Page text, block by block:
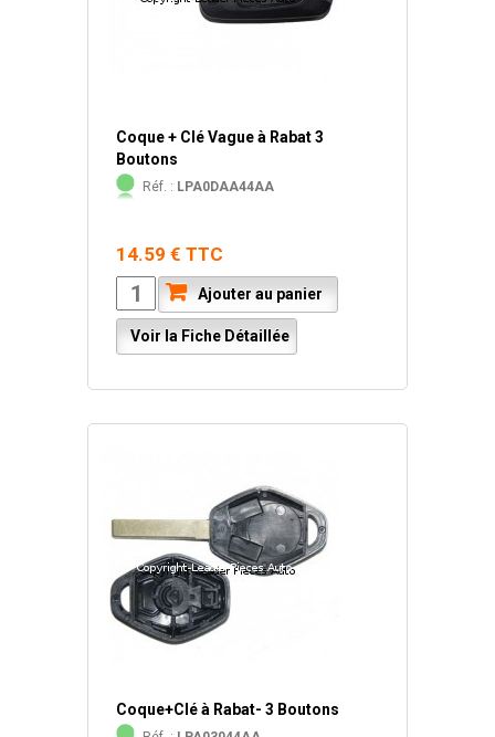
Coque + Clé Vague à Rabat 3
Boutons
Réf. : LPA0DAA44AA
14.59 € TTC
Ajouter au panier
Voir la Fiche Détaillée
Coque+Clé à Rabat- 3 Boutons